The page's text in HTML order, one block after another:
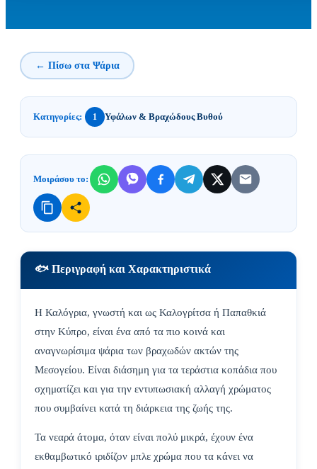
← Πίσω στα Ψάρια
Κατηγορίες: 1 Υφάλων & Βραχώδους Βυθού
Μοιράσου το:
🐟 Περιγραφή και Χαρακτηριστικά
Η Καλόγρια, γνωστή και ως Καλογρίτσα ή Παπαθκιά
στην Κύπρο, είναι ένα από τα πιο κοινά και
αναγνωρίσιμα ψάρια των βραχωδών ακτών της
Μεσογείου. Είναι διάσημη για τα τεράστια κοπάδια που
σχηματίζει και για την εντυπωσιακή αλλαγή χρώματος
που συμβαίνει κατά τη διάρκεια της ζωής της.
Τα νεαρά άτομα, όταν είναι πολύ μικρά, έχουν ένα
εκθαμβωτικό ιριδίζον μπλε χρώμα που τα κάνει να